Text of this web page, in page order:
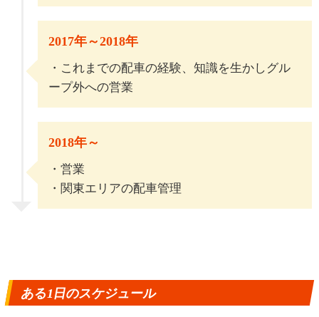
2017年～2018年
・これまでの配車の経験、知識を生かしグル
ープ外への営業
2018年～
・営業
・関東エリアの配車管理
ある1日のスケジュール